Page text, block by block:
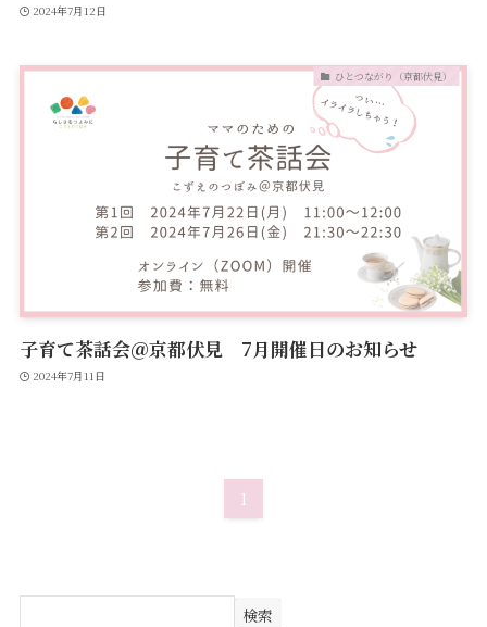
2024年7月12日
ひとつながり（京都伏見）
子育て茶話会＠京都伏見 7月開催日のお知らせ
2024年7月11日
1
検索